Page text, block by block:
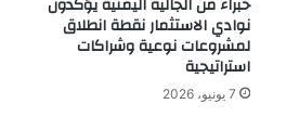
نوادي الاستثمار نقطة انطلاق
لمشروعات نوعية وشراكات
استراتيجية
7 يونيو، 2026